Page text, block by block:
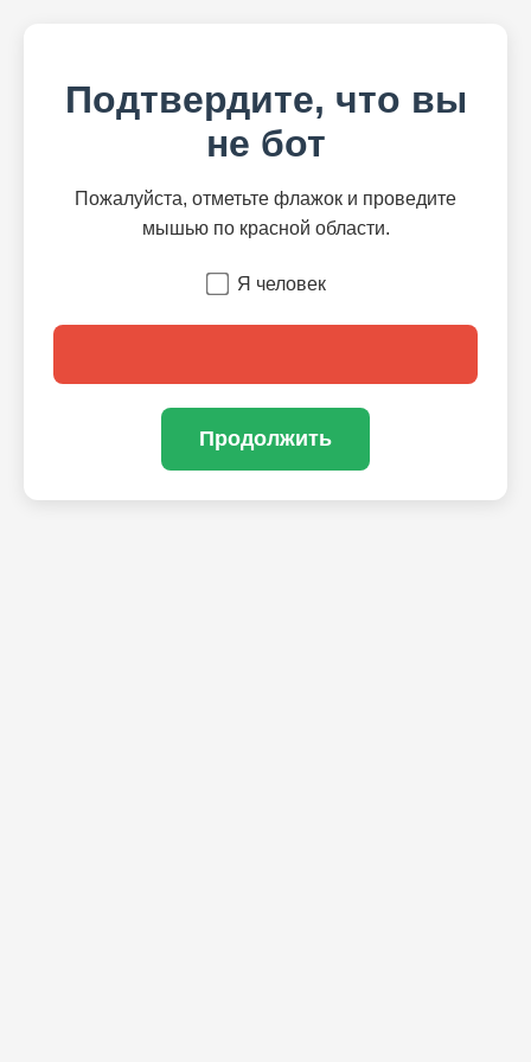
Подтвердите, что вы
не бот
Пожалуйста, отметьте флажок и проведите
мышью по красной области.
Я человек
Продолжить